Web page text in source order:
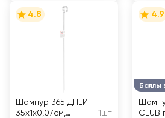
4.8
Шампур 365 ДНЕЙ
35x1x0,07см,
1шт
Баллы
4.9
CLUB